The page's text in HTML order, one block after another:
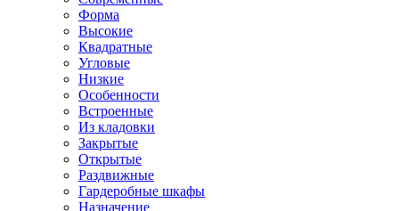
Форма
Высокие
Квадратные
Угловые
Низкие
Особенности
Встроенные
Из кладовки
Закрытые
Открытые
Раздвижные
Гардеробные шкафы
Назначение